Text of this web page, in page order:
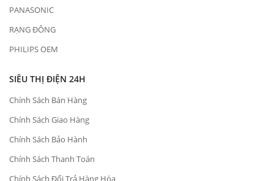
PANASONIC
RẠNG ĐÔNG
PHILIPS OEM
SIÊU THỊ ĐIỆN 24H
Chính Sách Bán Hàng
Chính Sách Giao Hàng
Chính Sách Bảo Hành
Chính Sách Thanh Toán
Chính Sách Đổi Trả Hàng Hóa